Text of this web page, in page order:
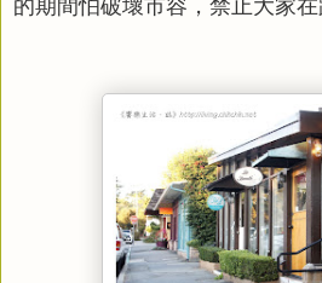
的期間怕破壞市容，禁止大家在